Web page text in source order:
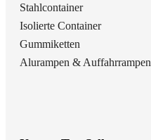
Stahlcontainer
Isolierte Container
Gummiketten
Alurampen & Auffahrrampen